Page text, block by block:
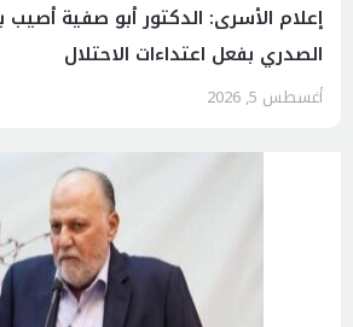
إعلام الأسرى: الدكتور أبو صفية
الصدري بفعل اعتداءات الاحتلال
أغسطس 5, 2026